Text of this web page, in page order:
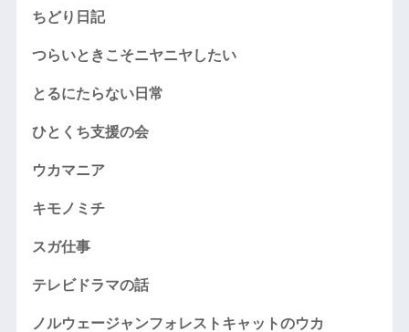
ちどり日記
つらいときこそニヤニヤしたい
とるにたらない日常
ひとくち支援の会
ウカマニア
キモノミチ
スガ仕事
テレビドラマの話
ノルウェージャンフォレストキャットのウカ